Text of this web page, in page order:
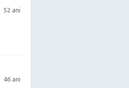
52 ani
46 ani